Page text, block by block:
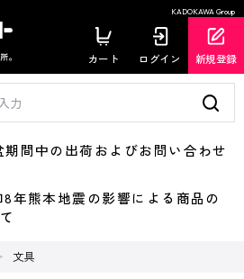
KADOKAWA Group
カート ログイン 新規登録
間中の出荷およびお問い合わせ
熊本地震の影響による商品の
文具